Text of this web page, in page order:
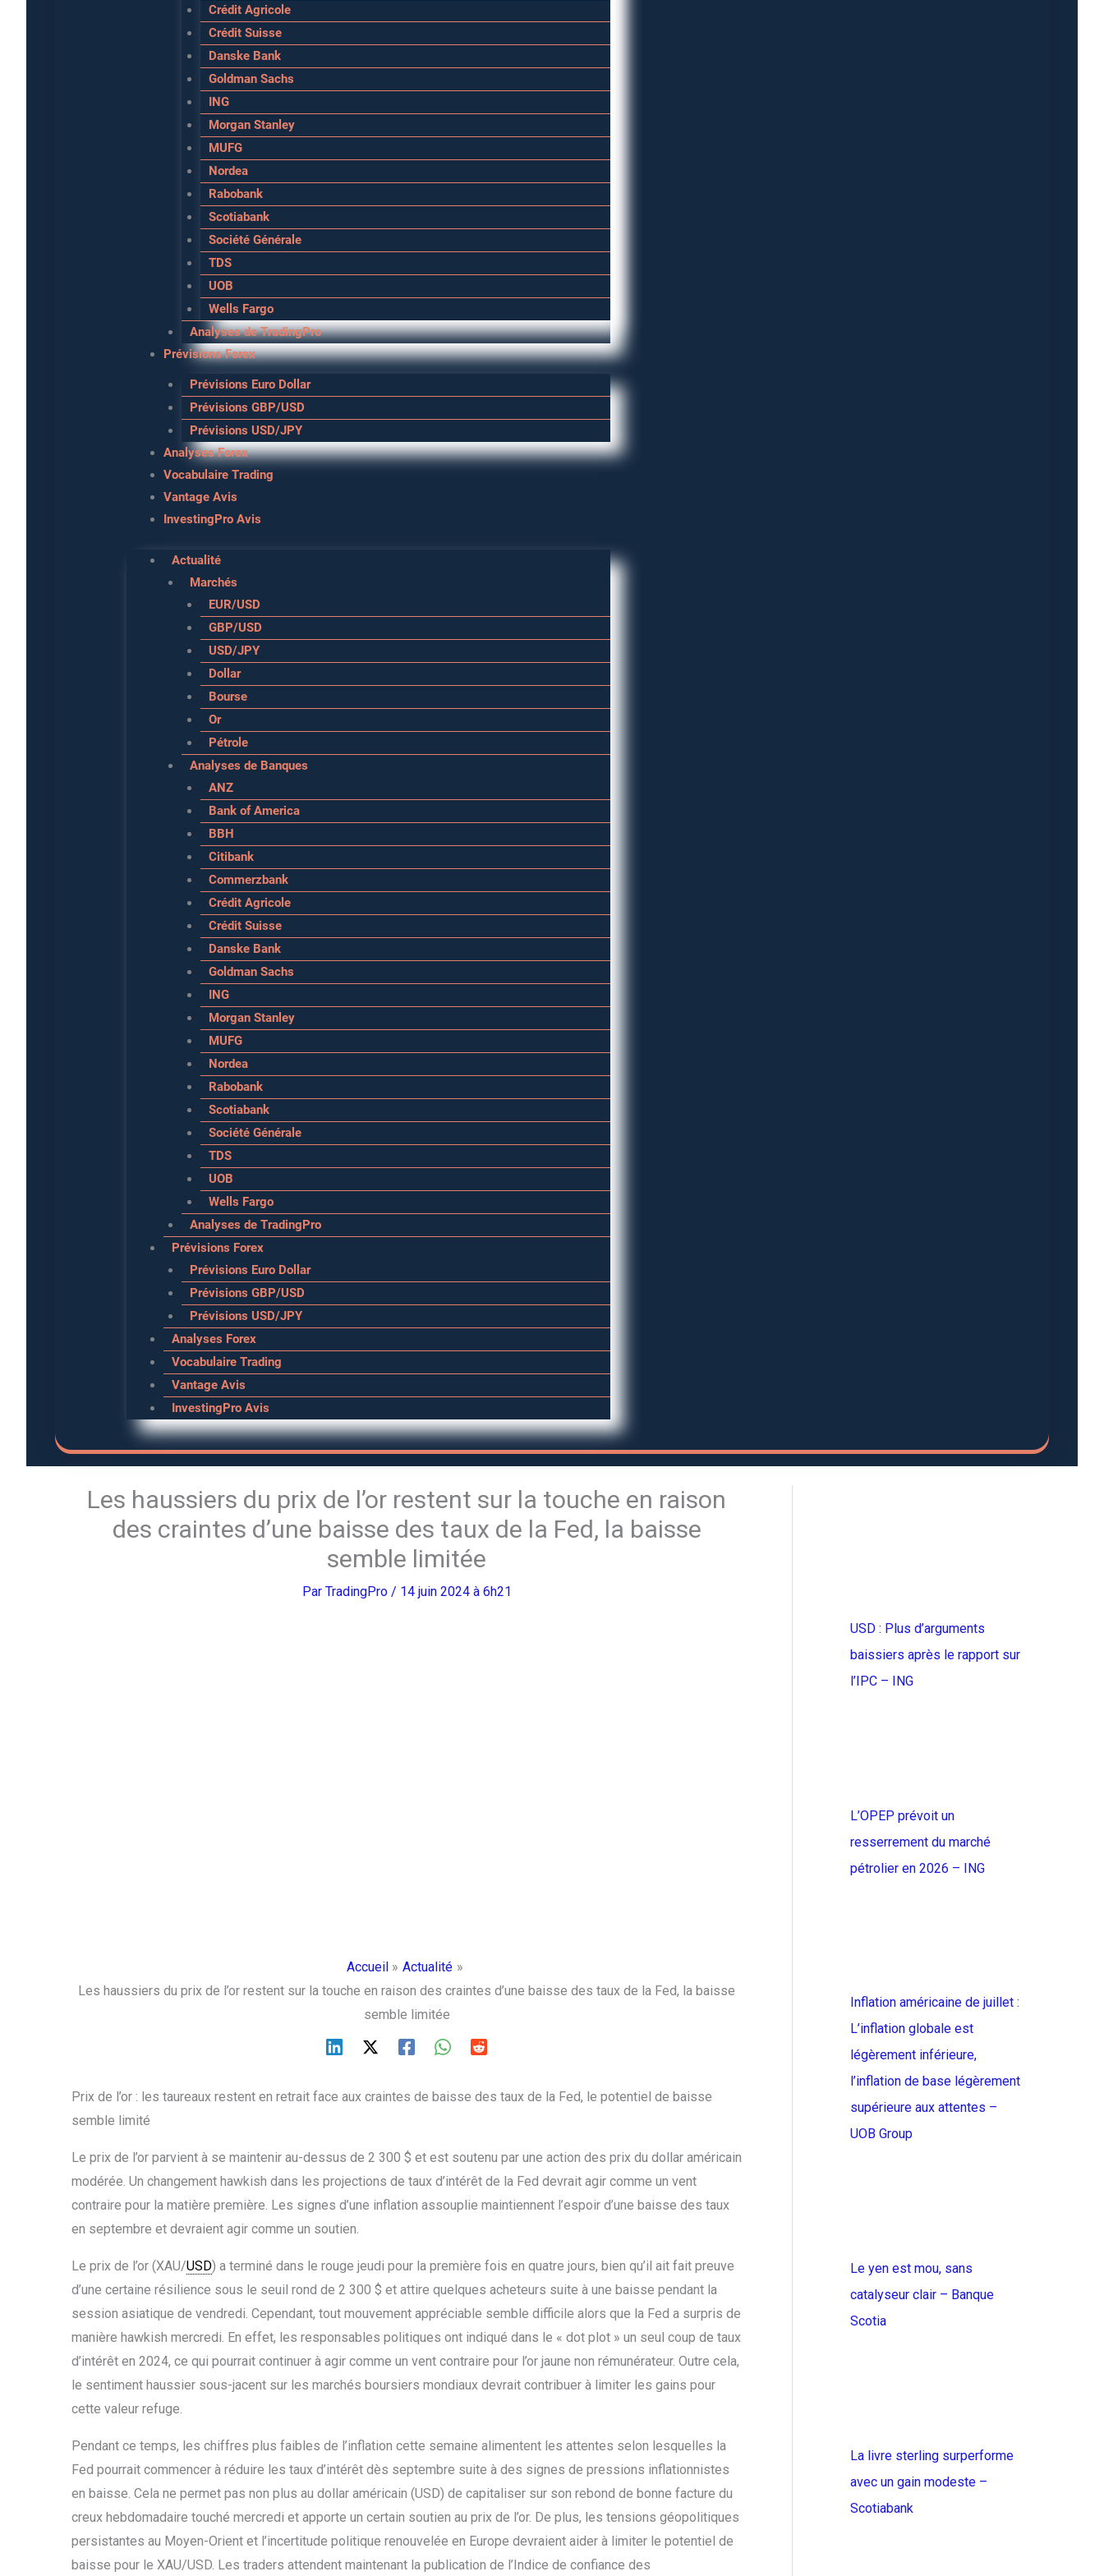
Crédit Agricole
Crédit Suisse
Danske Bank
Goldman Sachs
ING
Morgan Stanley
MUFG
Nordea
Rabobank
Scotiabank
Société Générale
TDS
UOB
Wells Fargo
Analyses de TradingPro
Prévisions Forex
Prévisions Euro Dollar
Prévisions GBP/USD
Prévisions USD/JPY
Analyses Forex
Vocabulaire Trading
Vantage Avis
InvestingPro Avis
Actualité
Marchés
EUR/USD
GBP/USD
USD/JPY
Dollar
Bourse
Or
Pétrole
Analyses de Banques
ANZ
Bank of America
BBH
Citibank
Commerzbank
Crédit Agricole
Crédit Suisse
Danske Bank
Goldman Sachs
ING
Morgan Stanley
MUFG
Nordea
Rabobank
Scotiabank
Société Générale
TDS
UOB
Wells Fargo
Analyses de TradingPro
Prévisions Forex
Prévisions Euro Dollar
Prévisions GBP/USD
Prévisions USD/JPY
Analyses Forex
Vocabulaire Trading
Vantage Avis
InvestingPro Avis
Les haussiers du prix de l’or restent sur la touche en raison
des craintes d’une baisse des taux de la Fed, la baisse
semble limitée
Par TradingPro / 14 juin 2024 à 6h21
Accueil
Actualité
Les haussiers du prix de l’or restent sur la touche en raison des craintes d’une baisse des taux de la Fed, la baisse
semble limitée
Prix de l’or : les taureaux restent en retrait face aux craintes de baisse des taux de la Fed, le potentiel de baisse
semble limité
Le prix de l’or parvient à se maintenir au-dessus de 2 300 $ et est soutenu par une action des prix du dollar américain
modérée. Un changement hawkish dans les projections de taux d’intérêt de la Fed devrait agir comme un vent
contraire pour la matière première. Les signes d’une inflation assouplie maintiennent l’espoir d’une baisse des taux
en septembre et devraient agir comme un soutien.
Le prix de l’or (XAU/USD) a terminé dans le rouge jeudi pour la première fois en quatre jours, bien qu’il ait fait preuve
d’une certaine résilience sous le seuil rond de 2 300 $ et attire quelques acheteurs suite à une baisse pendant la
session asiatique de vendredi. Cependant, tout mouvement appréciable semble difficile alors que la Fed a surpris de
manière hawkish mercredi. En effet, les responsables politiques ont indiqué dans le « dot plot » un seul coup de taux
d’intérêt en 2024, ce qui pourrait continuer à agir comme un vent contraire pour l’or jaune non rémunérateur. Outre cela,
le sentiment haussier sous-jacent sur les marchés boursiers mondiaux devrait contribuer à limiter les gains pour
cette valeur refuge.
Pendant ce temps, les chiffres plus faibles de l’inflation cette semaine alimentent les attentes selon lesquelles la
Fed pourrait commencer à réduire les taux d’intérêt dès septembre suite à des signes de pressions inflationnistes
en baisse. Cela ne permet pas non plus au dollar américain (USD) de capitaliser sur son rebond de bonne facture du
creux hebdomadaire touché mercredi et apporte un certain soutien au prix de l’or. De plus, les tensions géopolitiques
persistantes au Moyen-Orient et l’incertitude politique renouvelée en Europe devraient aider à limiter le potentiel de
baisse pour le XAU/USD. Les traders attendent maintenant la publication de l’Indice de confiance des
USD : Plus d’arguments
baissiers après le rapport sur
l’IPC – ING
L’OPEP prévoit un
resserrement du marché
pétrolier en 2026 – ING
Inflation américaine de juillet :
L’inflation globale est
légèrement inférieure,
l’inflation de base légèrement
supérieure aux attentes –
UOB Group
Le yen est mou, sans
catalyseur clair – Banque
Scotia
La livre sterling surperforme
avec un gain modeste –
Scotiabank